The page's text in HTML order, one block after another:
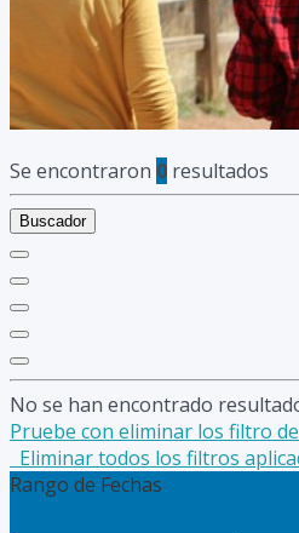
Se encontraron 0 resultados
Buscador
No se han encontrado
Pruebe con eliminar los filtro
Eliminar todos los filtros
Rango de Fechas